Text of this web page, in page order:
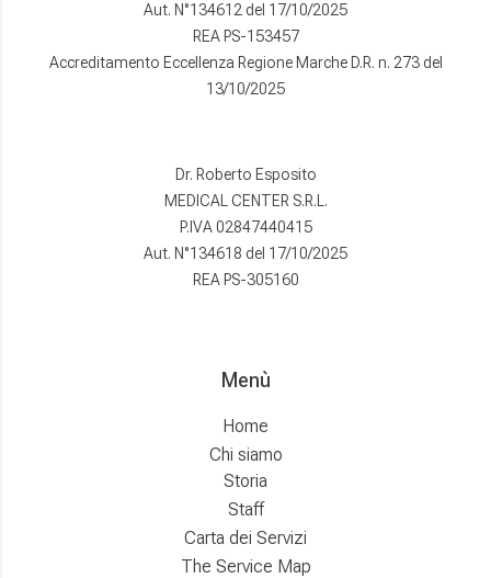
Aut. N°134612 del 17/10/2025
REA PS-153457
Accreditamento Eccellenza Regione Marche D.R. n. 273 del
13/10/2025
Dr. Roberto Esposito
MEDICAL CENTER S.R.L.
P.IVA 02847440415
Aut. N°134618 del 17/10/2025
REA PS-305160
Menù
Home
Chi siamo
Storia
Staff
Carta dei Servizi
The Service Map